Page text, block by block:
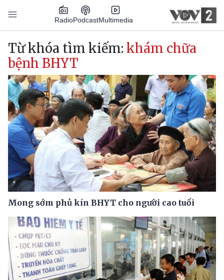
Nhảy đến nội dung
RadioPodcastMultimedia
Main navigation
Từ khóa tìm kiếm: khám chữa
bệnh BHYT
Mong sớm phủ kín BHYT cho người cao tuổi